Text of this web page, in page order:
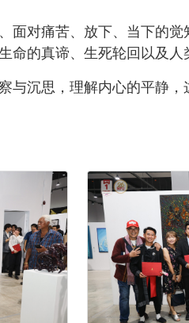
面对痛苦、放下、当下的
的真谛、生死轮回以及人
与沉思，理解内心的平静